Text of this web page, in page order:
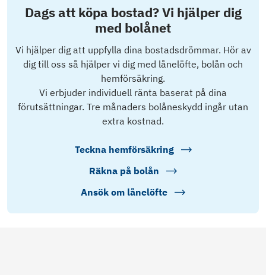
Dags att köpa bostad? Vi hjälper dig
med bolånet
Vi hjälper dig att uppfylla dina bostadsdrömmar. Hör av
dig till oss så hjälper vi dig med lånelöfte, bolån och
hemförsäkring.
Vi erbjuder individuell ränta baserat på dina
förutsättningar. Tre månaders bolåneskydd ingår utan
extra kostnad.
Teckna hemförsäkring
Räkna på bolån
Ansök om lånelöfte